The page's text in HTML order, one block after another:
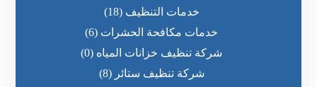
خدمات التنظيف (18)
خدمات مكافحة الحشرات (6)
شركة تنظيف خزانات المياه (0)
شركة تنظيف ستائر (8)